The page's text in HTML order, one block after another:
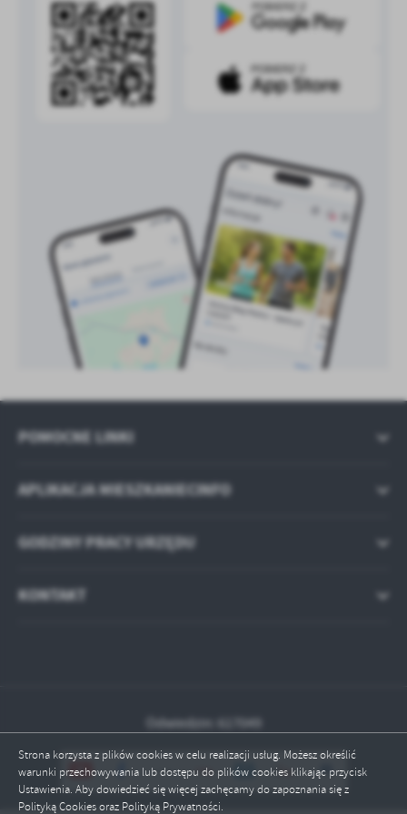
Strona korzysta z plików cookies w celu realizacji usług. Możesz określić
warunki przechowywania lub dostępu do plików cookies klikając przycisk
Ustawienia. Aby dowiedzieć się więcej zachęcamy do zapoznania się z
Polityką Cookies oraz Polityką Prywatności.
treści w postaci wiadomości, ofert, komunikatów mediów
społecznościowych.
POMOCNE LINKI
APLIKACJA MIESZKANIECINFO
GODZINY PRACY URZĘDU
KONTAKT
Odwiedzin: 617049